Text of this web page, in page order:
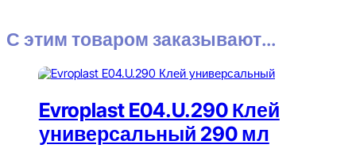
С этим товаром заказывают...
Evroplast E04.U.290 Клей
универсальный 290 мл